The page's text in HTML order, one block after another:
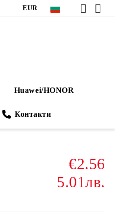
EUR
Huawei/HONOR
Контакти
€2.56
5.01лв.